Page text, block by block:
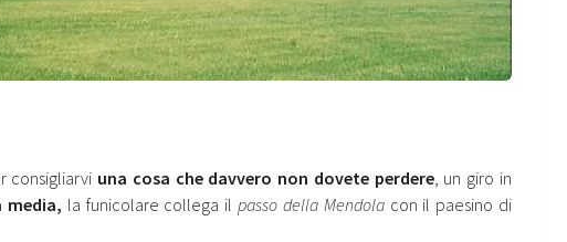
consigliarvi una cosa che davvero non dovete perdere, un giro in
media, la funicolare collega il passo della Mendolacon il paesino di